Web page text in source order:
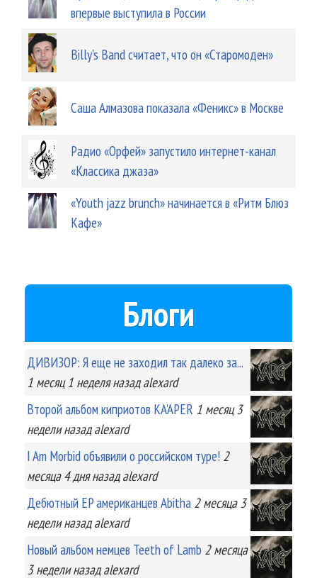
впервые выступила в России
Billy's Band считает, что он «Старомоден»
Саша Алмазова показала «Феникс» в Москве
Радио «Орфей» запустило интернет-канал
«Классика джаза»
«Youth jazz brunch» начинается в «Ритм Блюз
Кафе»
Блоги
ДИВИЗОР: Я еще не заходил так далеко за...
1 месяц 1 неделяназад alexard
Второй альбом киприотов KA'APER 1 месяц 3
неделиназад alexard
I Am Morbid объявили о российском туре! 2
месяца 4 дняназад alexard
Дебютный EP американцев Abitha 2 месяца 3
неделиназад alexard
Новый альбом немцев Teeth of Lamb 2 месяца
3 неделиназад alexard